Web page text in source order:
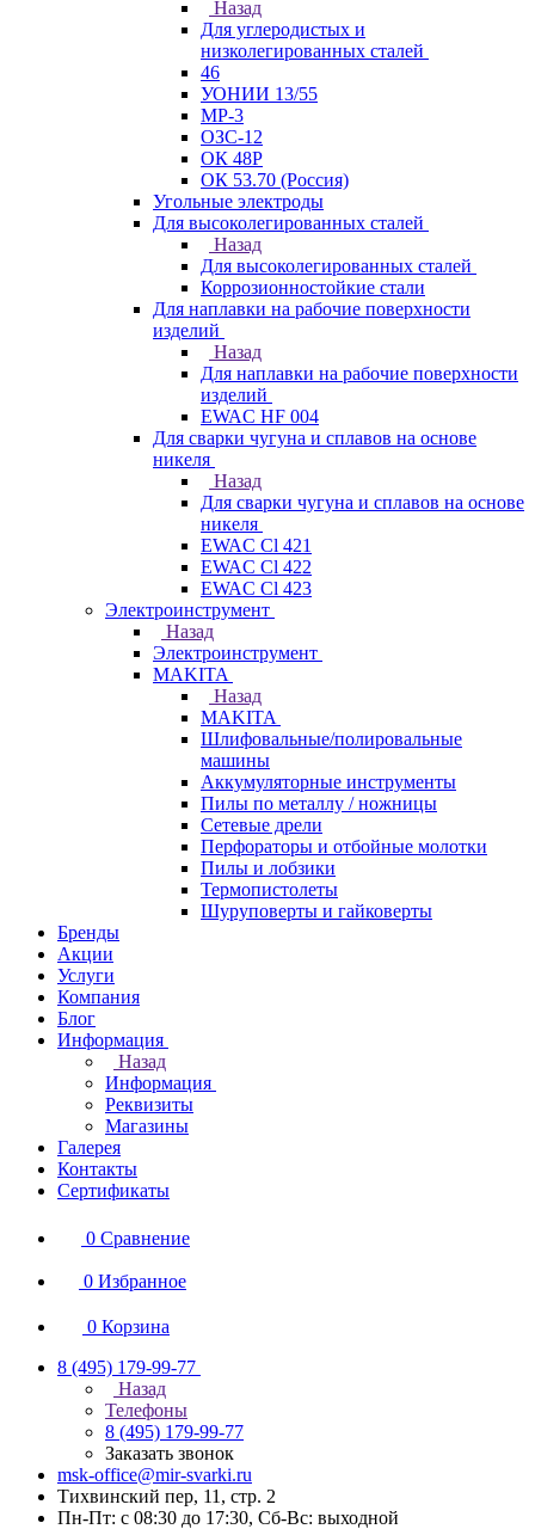
Назад
Для углеродистых и
низколегированных сталей
46
УОНИИ 13/55
МР-3
ОЗС-12
ОК 48Р
ОК 53.70 (Россия)
Угольные электроды
Для высоколегированных сталей
Назад
Для высоколегированных сталей
Коррозионностойкие стали
Для наплавки на рабочие поверхности
изделий
Назад
Для наплавки на рабочие поверхности
изделий
EWAC HF 004
Для сварки чугуна и сплавов на основе
никеля
Назад
Для сварки чугуна и сплавов на основе
никеля
EWAC Cl 421
EWAC Cl 422
EWAC Cl 423
Электроинструмент
Назад
Электроинструмент
МAKITA
Назад
МAKITA
Шлифовальные/полировальные
машины
Аккумуляторные инструменты
Пилы по металлу / ножницы
Сетевые дрели
Перфораторы и отбойные молотки
Пилы и лобзики
Термопистолеты
Шуруповерты и гайковерты
Бренды
Акции
Услуги
Компания
Блог
Информация
Назад
Информация
Реквизиты
Магазины
Галерея
Контакты
Сертификаты
0 Сравнение
0 Избранное
0 Корзина
8 (495) 179-99-77
Назад
Телефоны
8 (495) 179-99-77
Заказать звонок
msk-office@mir-svarki.ru
Тихвинский пер, 11, стр. 2
Пн-Пт: с 08:30 до 17:30, Сб-Вс: выходной